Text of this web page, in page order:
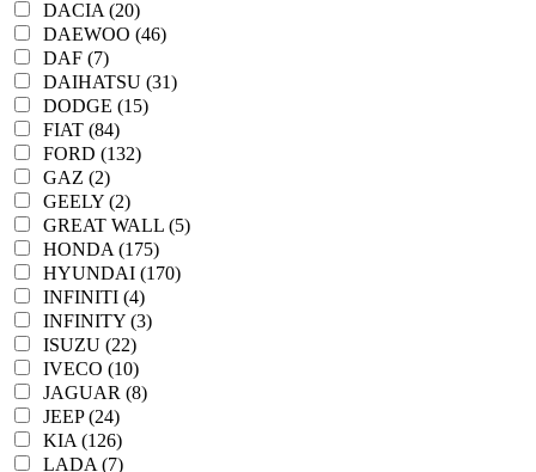
DACIA (20)
DAEWOO (46)
DAF (7)
DAIHATSU (31)
DODGE (15)
FIAT (84)
FORD (132)
GAZ (2)
GEELY (2)
GREAT WALL (5)
HONDA (175)
HYUNDAI (170)
INFINITI (4)
INFINITY (3)
ISUZU (22)
IVECO (10)
JAGUAR (8)
JEEP (24)
KIA (126)
LADA (7)